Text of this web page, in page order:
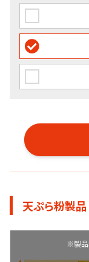
天ぷら粉製
※製品